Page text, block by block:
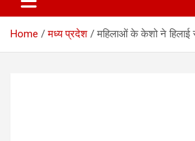
Home मध्य प्रदेश महिलाओं के केशो ने हिलाई